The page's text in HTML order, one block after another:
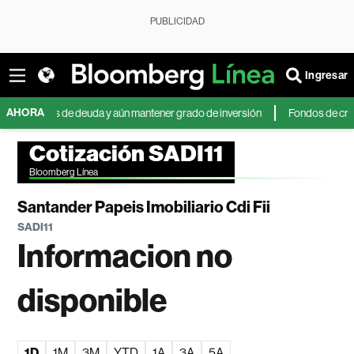
PUBLICIDAD
Ingresar
AHORAde deuda y aún mantener grado de inversión Fondos de crédito
Cotización SADI11
Bloomberg Línea
Santander Papeis Imobiliario Cdi Fii
SADI11
Informacion no
disponible